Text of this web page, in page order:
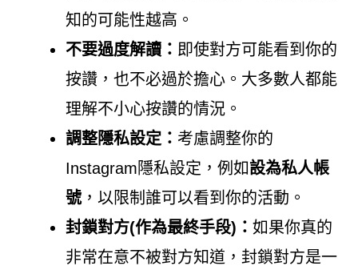
知的可能性越高。
不要過度解讀： 即使對方可能看到你的
按讚，也不必過於擔心。大多數人都能
理解不小心按讚的情況。
調整隱私設定： 考慮調整你的
Instagram隱私設定，例如設為私人帳
號，以限制誰可以看到你的活動。
封鎖對方(作為最終手段)： 如果你真的
非常在意不被對方知道，封鎖對方是一